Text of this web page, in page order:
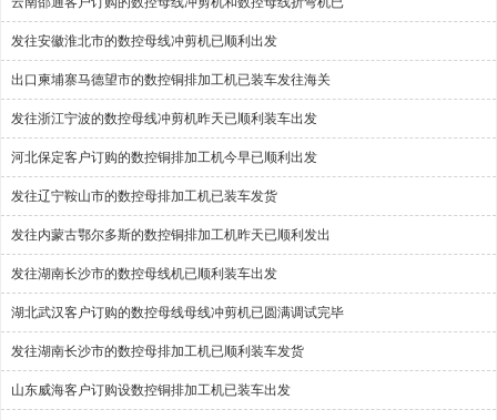
发往安徽淮北市的数控母线冲剪机已顺利出发
出口柬埔寨马德望市的数控铜排加工机已装车发往海关
发往浙江宁波的数控母线冲剪机昨天已顺利装车出发
河北保定客户订购的数控铜排加工机今早已顺利出发
发往辽宁鞍山市的数控母排加工机已装车发货
发往内蒙古鄂尔多斯的数控铜排加工机昨天已顺利发出
发往湖南长沙市的数控母线机已顺利装车出发
湖北武汉客户订购的数控母线母线冲剪机已圆满调试完毕
发往湖南长沙市的数控母排加工机已顺利装车发货
山东威海客户订购设数控铜排加工机已装车出发